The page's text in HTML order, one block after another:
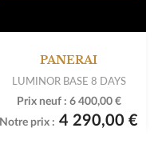
-40%
NOUVEAUTÉ